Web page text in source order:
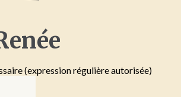
(expression régulière autorisée)